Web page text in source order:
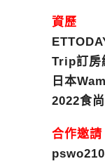
資歷
Trip訂房
日本
2022食
合作邀